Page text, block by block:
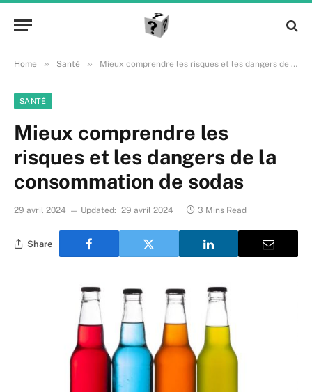
Home » Santé » Mieux comprendre les risques et les dangers de la consommation de sodas
SANTÉ
Mieux comprendre les
risques et les dangers de la
consommation de sodas
29 avril 2024 Updated: 29 avril 2024 3 Mins Read
Share